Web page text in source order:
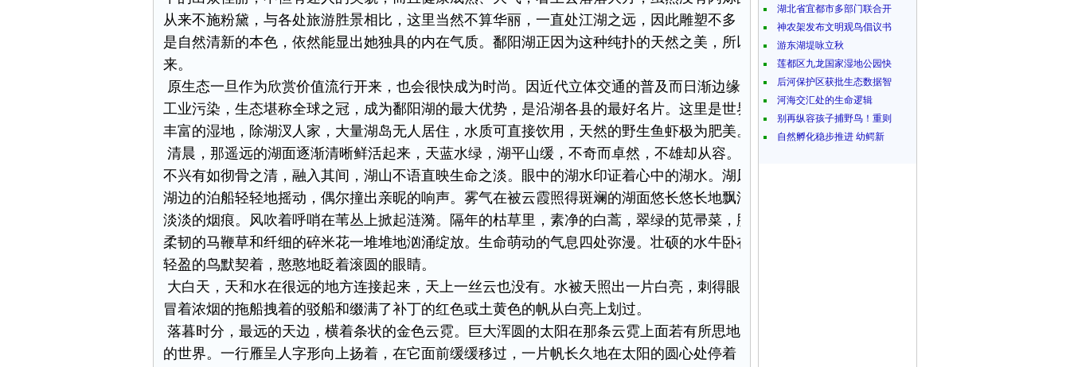
从来不施粉黛，与各处旅游胜景相比，这里当然不算华丽，一直处江湖之远，因此雕塑不多，附会也少，还
是自然清新的本色，依然能显出她独具的内在气质。鄱阳湖正因为这种纯扑的天然之美，所以很多人慕名寻
来。
原生态一旦作为欣赏价值流行开来，也会很快成为时尚。因近代立体交通的普及而日渐边缘化，鄱阳湖毫无
工业污染，生态堪称全球之冠，成为鄱阳湖的最大优势，是沿湖各县的最好名片。这里是世界生物多样性最
丰富的湿地，除湖汊人家，大量湖岛无人居住，水质可直接饮用，天然的野生鱼虾极为肥美。
清晨，那遥远的湖面逐渐清晰鲜活起来，天蓝水绿，湖平山缓，不奇而卓然，不雄却从容。与之相对，水波
不兴有如彻骨之清，融入其间，湖山不语直映生命之淡。眼中的湖水印证着心中的湖水。湖风在水上滑行，
湖边的泊船轻轻地摇动，偶尔撞出亲昵的响声。雾气在被云霞照得斑斓的湖面悠长悠长地飘浮。远山是一抹
淡淡的烟痕。风吹着呼哨在苇丛上掀起涟漪。隔年的枯草里，素净的白蒿，翠绿的苋帚菜，肥硕的铁扫帚、
柔韧的马鞭草和纤细的碎米花一堆堆地汹涌绽放。生命萌动的气息四处弥漫。壮硕的水牛卧在草丛，与那些
轻盈的鸟默契着，憨憨地眨着滚圆的眼睛。
大白天，天和水在很远的地方连接起来，天上一丝云也没有。水被天照出一片白亮，刺得眼睛生疼。不时有
冒着浓烟的拖船拽着的驳船和缀满了补丁的红色或土黄色的帆从白亮上划过。
落暮时分，最远的天边，横着条状的金色云霓。巨大浑圆的太阳在那条云霓上面若有所思地注视着进入黑夜
的世界。一行雁呈人字形向上扬着，在它面前缓缓移过，一片帆长久地在太阳的圆心处停着，凝然不动。淡
湖北省宜都市多部门联合开
神农架发布文明观鸟倡议书
游东湖堤咏立秋
莲都区九龙国家湿地公园快
后河保护区获批生态数据智
河海交汇处的生命逻辑
别再纵容孩子捕野鸟！重则
自然孵化稳步推进 幼鳄新